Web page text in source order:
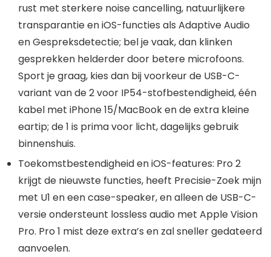
rust met sterkere noise cancelling, natuurlijkere
transparantie en iOS-functies als Adaptive Audio
en Gespreksdetectie; bel je vaak, dan klinken
gesprekken helderder door betere microfoons.
Sport je graag, kies dan bij voorkeur de USB-C-
variant van de 2 voor IP54-stofbestendigheid, één
kabel met iPhone 15/MacBook en de extra kleine
eartip; de 1 is prima voor licht, dagelijks gebruik
binnenshuis.
Toekomstbestendigheid en iOS-features: Pro 2
krijgt de nieuwste functies, heeft Precisie-Zoek mijn
met U1 en een case-speaker, en alleen de USB-C-
versie ondersteunt lossless audio met Apple Vision
Pro. Pro 1 mist deze extra’s en zal sneller gedateerd
aanvoelen.